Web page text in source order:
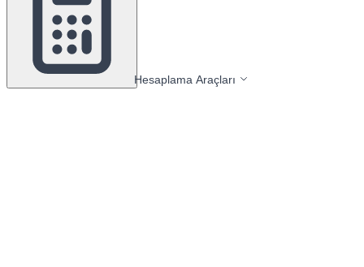
Hesaplama Araçları